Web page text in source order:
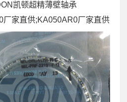
凯顿超精薄壁轴承
厂家直供;KA050AR0厂家直供